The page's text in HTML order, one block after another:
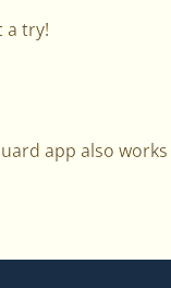
a try!
app also works